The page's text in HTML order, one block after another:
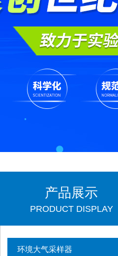
产品展示
PRODUCT DISPLAY
环境大气采样器